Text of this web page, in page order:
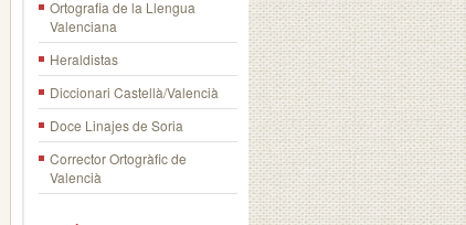
Ortografia de la Llengua
Valenciana
Heraldistas
Diccionari Castellà/Valencià
Doce Linajes de Soria
Corrector Ortogràfic de
Valencià